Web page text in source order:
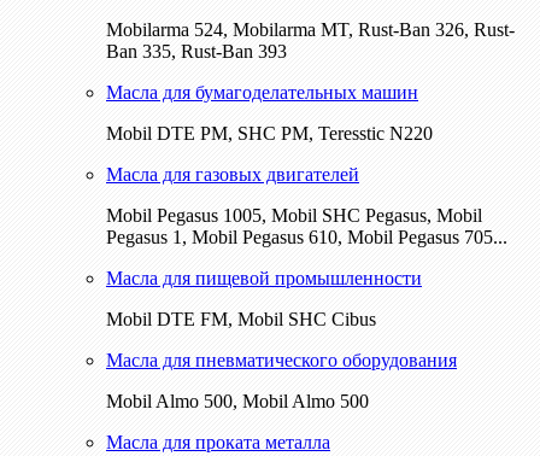
Mobilarma 524, Mobilarma MT, Rust-Ban 326, Rust-
Ban 335, Rust-Ban 393
Масла для бумагоделательных машин
Mobil DTE РМ, SHC PM, Teresstic N220
Масла для газовых двигателей
Mobil Pegasus 1005, Mobil SHC Pegasus, Mobil
Pegasus 1, Mobil Pegasus 610, Mobil Pegasus 705...
Масла для пищевой промышленности
Mobil DTE FM, Mobil SHC Cibus
Масла для пневматического оборудования
Mobil Almo 500, Mobil Almo 500
Масла для проката металла